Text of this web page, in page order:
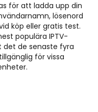
för att ladda upp din
lösenord
köp eller gratis test.
populära IPTV-
det de senaste fyra
för vissa